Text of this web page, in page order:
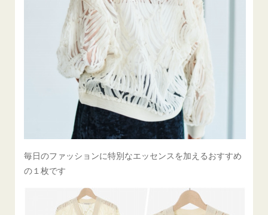
毎日のファッションに特別なエッセンスを加えるおすすめ
の１枚です